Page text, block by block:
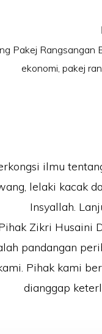
Pakej Rangsangan
ekonomi, pakej
ilmu
lelaki kacak
Insyallah.
Zikri Husaini
pandangan
Pihak kami
dianggap